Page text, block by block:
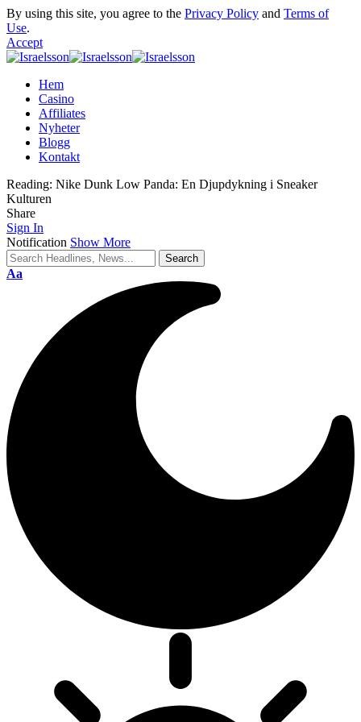
By using this site, you agree to the Privacy Policy and Terms of
Use.
Accept
Hem
Casino
Affiliates
Nyheter
Blogg
Kontakt
Reading: Nike Dunk Low Panda: En Djupdykning i Sneaker
Kulturen
Share
Sign In
Notification Show More
Aa